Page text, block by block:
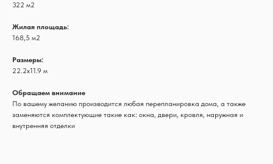
322 м2
Жилая площадь:
168,5 м2
Размеры:
22.2х11.9 м
Обращаем внимание
По вашему желанию производится любая перепланировка дома, а также
заменяются комплектующие такие как: окна, двери, кровля, наружная и
внутренняя отделки